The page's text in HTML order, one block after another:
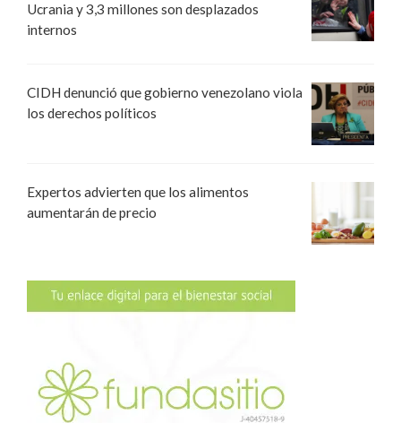
Ucrania y 3,3 millones son desplazados
internos
CIDH denunció que gobierno venezolano viola
los derechos políticos
Expertos advierten que los alimentos
aumentarán de precio